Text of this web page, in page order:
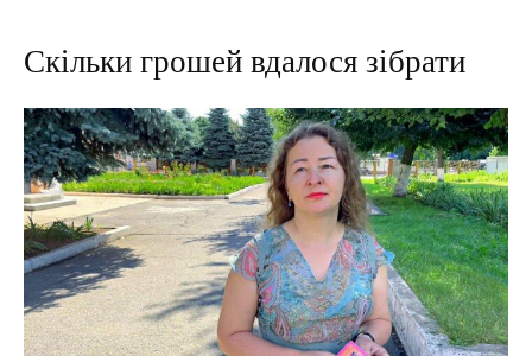
Скільки грошей вдалося зібрати